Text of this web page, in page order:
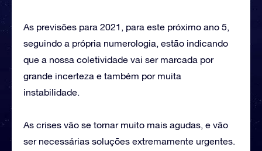
As previsões para 2021, para este próximo ano 5,
seguindo a própria numerologia, estão indicando
que a nossa coletividade vai ser marcada por
grande incerteza e também por muita
instabilidade.
As crises vão se tornar muito mais agudas, e vão
ser necessárias soluções extremamente urgentes.